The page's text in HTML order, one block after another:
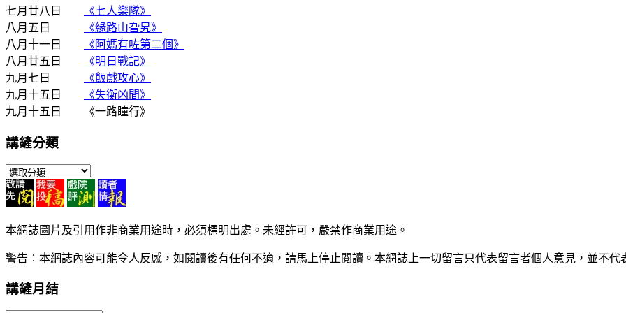
七月廿八日
《七人樂隊》
八月五日
《緣路山旮旯》
八月十一日
《阿媽有咗第二個》
八月廿五日
《明日戰記》
九月七日
《飯戲攻心》
九月十五日
《失衡凶間》
九月十五日 《一路瞳行》
講鏟分類
講
鏟
分
類
本網誌圖片及引用作非商業用途時，必須標明出處。未經許可，嚴禁作商業用途。
警告︰本網誌內容可能令人反感，如閱讀後有任何不適，請馬上停止閱讀。本網誌上一切留言只代表留言者個人意見，並不代
講鏟月結